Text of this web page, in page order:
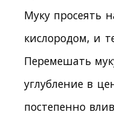
Муку просеять
кислородом, и
Перемешать
углубление в
постепенно